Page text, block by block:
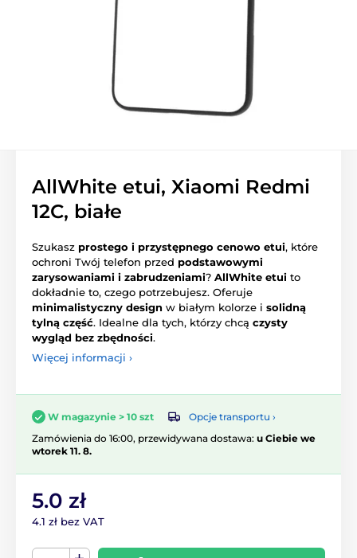
AllWhite etui, Xiaomi Redmi
12C, białe
Szukasz prostego i przystępnego cenowo etui, które
ochroni Twój telefon przed podstawowymi
zarysowaniami i zabrudzeniami? AllWhite etui to
dokładnie to, czego potrzebujesz. Oferuje
minimalistyczny design w białym kolorze i solidną
tylną część. Idealne dla tych, którzy chcą czysty
wygląd bez zbędności.
Więcej informacji ›
W magazynie > 10 szt
Opcje transportu ›
Zamówienia do 16:00, przewidywana dostawa: u Ciebie we
wtorek 11. 8.
5.0 zł
4.1 zł bez VAT